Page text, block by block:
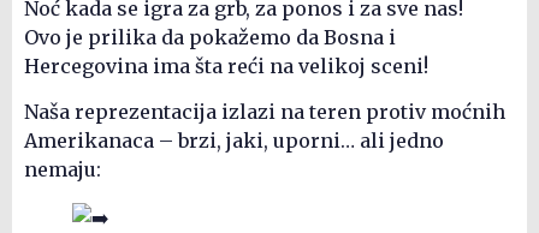
Noć kada se igra za grb, za ponos i za sve nas!
Ovo je prilika da pokažemo da Bosna i
Hercegovina ima šta reći na velikoj sceni!
Naša reprezentacija izlazi na teren protiv moćnih
Amerikanaca – brzi, jaki, uporni… ali jedno
nemaju: